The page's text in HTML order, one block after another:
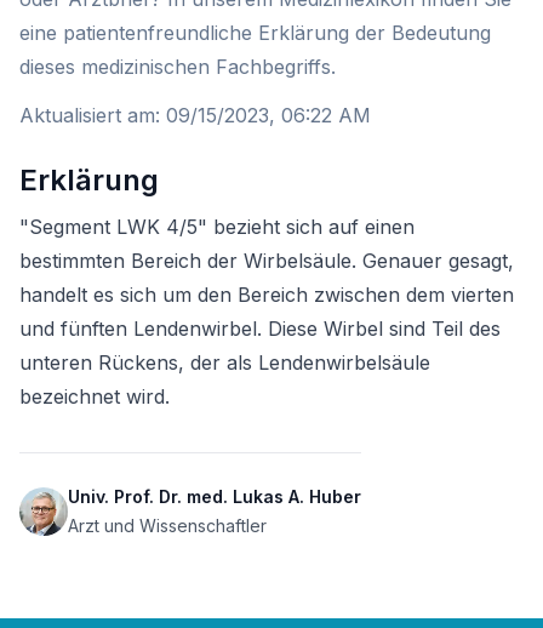
eine patientenfreundliche Erklärung der Bedeutung
dieses medizinischen Fachbegriffs.
Aktualisiert am: 09/15/2023, 06:22 AM
Erklärung
"Segment LWK 4/5" bezieht sich auf einen
bestimmten Bereich der Wirbelsäule. Genauer gesagt,
handelt es sich um den Bereich zwischen dem vierten
und fünften Lendenwirbel. Diese Wirbel sind Teil des
unteren Rückens, der als Lendenwirbelsäule
bezeichnet wird.
Univ. Prof. Dr. med. Lukas A. Huber
Arzt und Wissenschaftler